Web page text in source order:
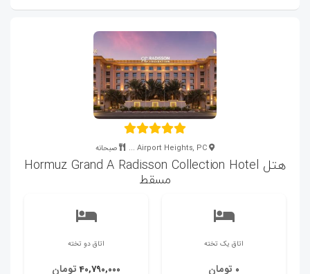
Airport Heights, PC ... صبحانه
هتل Hormuz Grand A Radisson Collection Hotel
مسقط
اتاق یک تخته
0 تومان
اتاق دو تخته
40,790,000 تومان